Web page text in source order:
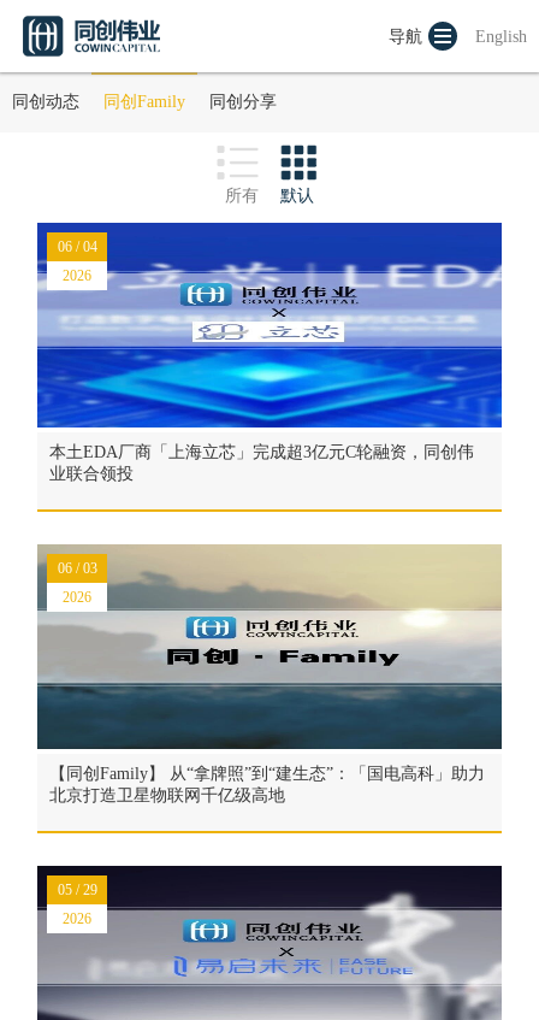
English
导航
同创动态 同创Family 同创分享
所有 默认
本土EDA厂商「上海立芯」完成超3亿元C轮融资，同创伟
业联合领投
06 / 04
2026
【同创Family】 从“拿牌照”到“建生态”：「国电高科」助力
北京打造卫星物联网千亿级高地
06 / 03
2026
05 / 29
2026